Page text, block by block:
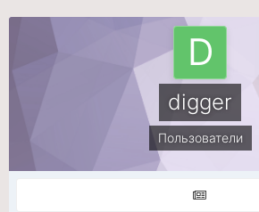
digger
Пользователи